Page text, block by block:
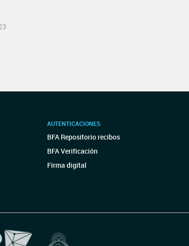
AUTENTICACIONES
BFA Repositorio recibos
BFA Verificación
Firma digital